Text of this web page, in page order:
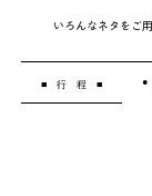
いろんなネタをご
■ 行 程 ■ ●